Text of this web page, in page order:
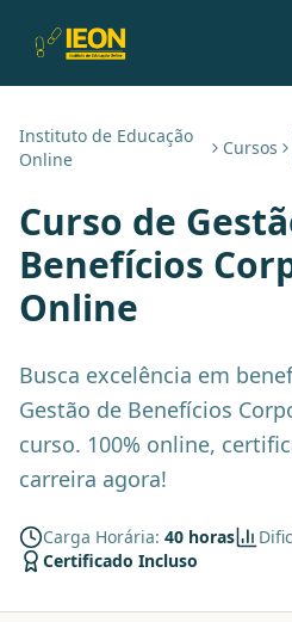
Instituto de Educação
Online
Cursos
Curso de
Benefícios
Online
Busca excelência em
Gestão de Benefícios
curso. 100% online,
carreira agora!
Carga Horária: 40 horas
Certificado Incluso